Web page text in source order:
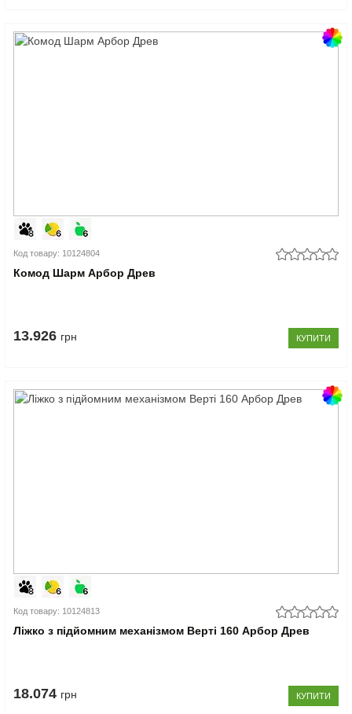
Код товару: 10124804
Комод Шарм Арбор Древ
13.926 грн КУПИТИ
Код товару: 10124813
Ліжко з підйомним механізмом Верті 160 Арбор Древ
18.074 грн КУПИТИ